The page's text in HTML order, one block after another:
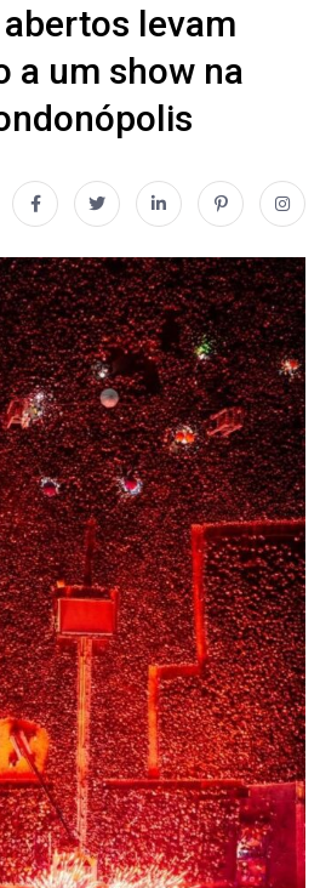
levam
a um show na